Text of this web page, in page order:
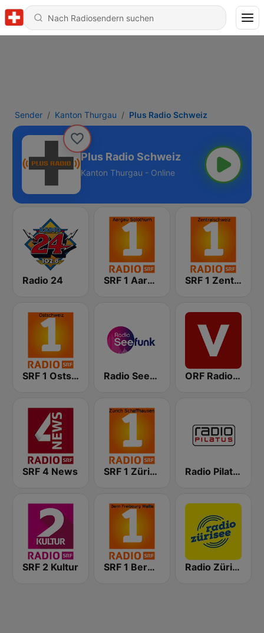
Sender Kanton Thurgau Plus Radio Schweiz
Plus Radio Schweiz
Kanton Thurgau - Online
Radio 24 SRF 1 Aargau Solothurn SRF 1 Zentralschweiz
SRF 1 Ostschweiz Radio Seefunk ORF Radio Vorarlberg
SRF 4 News SRF 1 Zürich Schaffhausen Radio Pilatus
SRF 2 Kultur SRF 1 Bern Freibourg Wallis Radio Zürisee